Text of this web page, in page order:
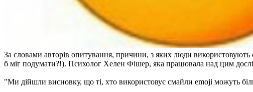
За словами авторів опитування, причини, з яких люди
б міг подумати?!). Психолог Хелен Фішер, яка працювала над цим
"Ми дійшли висновку, що ті, хто використовує смайли emoji можуть